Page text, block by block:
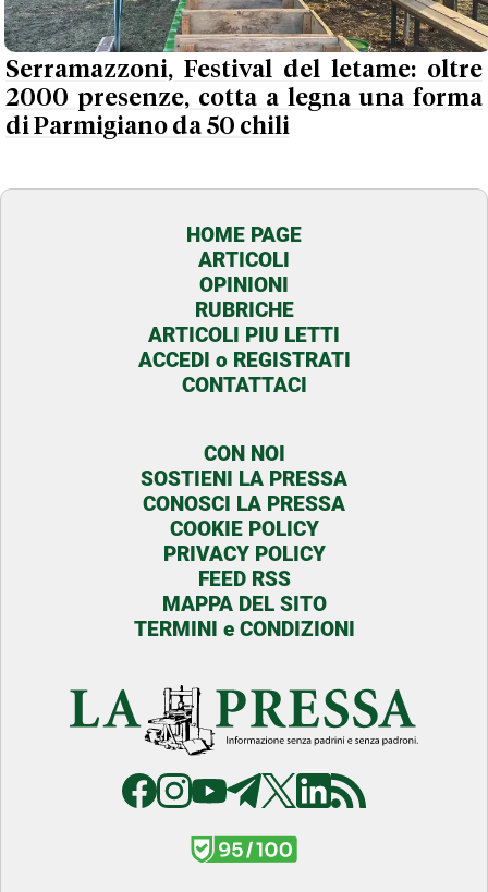
Serramazzoni, Festival del letame: oltre
2000 presenze, cotta a legna una forma
di Parmigiano da 50 chili
HOME PAGE
ARTICOLI
OPINIONI
RUBRICHE
ARTICOLI PIU LETTI
ACCEDI o REGISTRATI
CONTATTACI
CON NOI
SOSTIENI LA PRESSA
CONOSCI LA PRESSA
COOKIE POLICY
PRIVACY POLICY
FEED RSS
MAPPA DEL SITO
TERMINI e CONDIZIONI